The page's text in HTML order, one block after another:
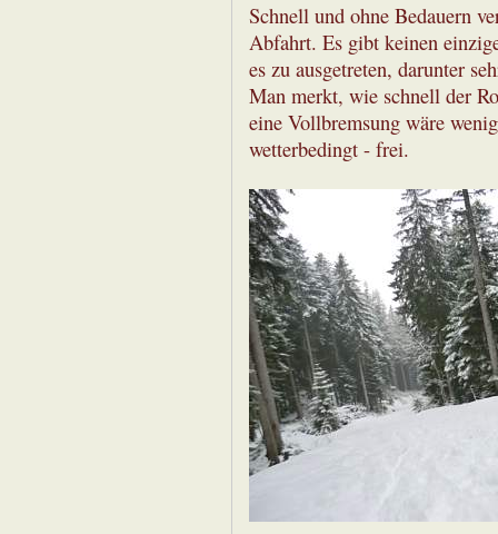
Schnell und ohne Bedauern
Abfahrt. Es gibt keinen
es zu ausgetreten, darunter
Man merkt, wie schnell der
eine Vollbremsung wäre
wetterbedingt - frei.